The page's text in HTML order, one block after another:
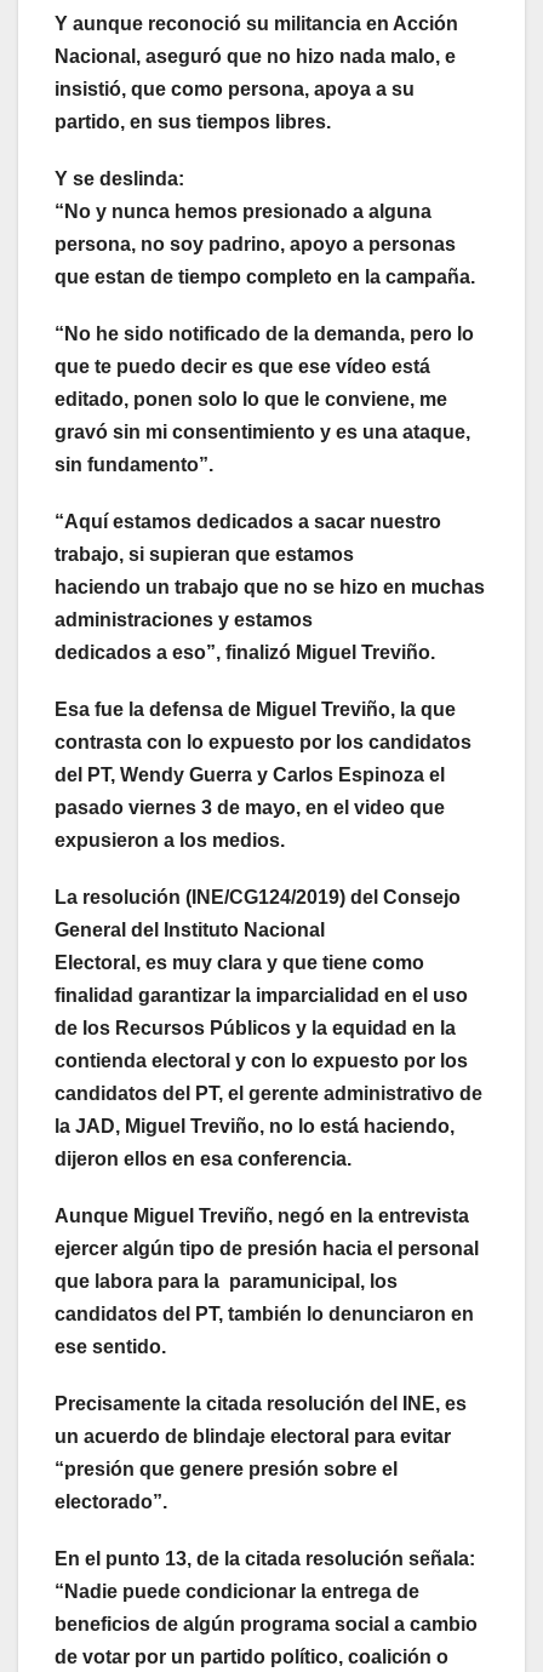
Y aunque reconoció su militancia en Acción
Nacional, aseguró que no hizo nada malo, e
insistió, que como persona, apoya a su
partido, en sus tiempos libres.
Y se deslinda:
“No y nunca hemos presionado a alguna
persona, no soy padrino, apoyo a personas
que estan de tiempo completo en la campaña.
“No he sido notificado de la demanda, pero lo
que te puedo decir es que ese vídeo está
editado, ponen solo lo que le conviene, me
gravó sin mi consentimiento y es una ataque,
sin fundamento”.
“Aquí estamos dedicados a sacar nuestro
trabajo, si supieran que estamos
haciendo un trabajo que no se hizo en muchas
administraciones y estamos
dedicados a eso”, finalizó Miguel Treviño.
Esa fue la defensa de Miguel Treviño, la que
contrasta con lo expuesto por los candidatos
del PT, Wendy Guerra y Carlos Espinoza el
pasado viernes 3 de mayo, en el video que
expusieron a los medios.
La resolución (INE/CG124/2019) del Consejo
General del Instituto Nacional
Electoral, es muy clara y que tiene como
finalidad garantizar la imparcialidad en el uso
de los Recursos Públicos y la equidad en la
contienda electoral y con lo expuesto por los
candidatos del PT, el gerente administrativo de
la JAD, Miguel Treviño, no lo está haciendo,
dijeron ellos en esa conferencia.
Aunque Miguel Treviño, negó en la entrevista
ejercer algún tipo de presión hacia el personal
que labora para la paramunicipal, los
candidatos del PT, también lo denunciaron en
ese sentido.
Precisamente la citada resolución del INE, es
un acuerdo de blindaje electoral para evitar
“presión que genere presión sobre el
electorado”.
En el punto 13, de la citada resolución señala:
“Nadie puede condicionar la entrega de
beneficios de algún programa social a cambio
de votar por un partido político, coalición o